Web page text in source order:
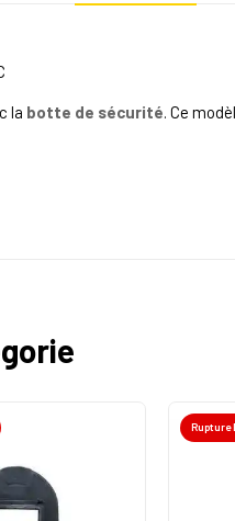
la botte de sécurité. Ce
Rupture